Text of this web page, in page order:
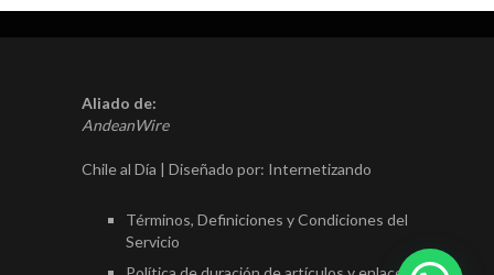
Aliado de:
AndeanWire
Chile al Día | Diseñado por: Internetizando
Términos, Definiciones y Condiciones del
Servicio